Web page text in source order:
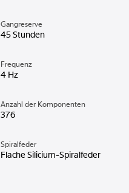
Gangreserve
45 Stunden
Frequenz
4 Hz
Anzahl der Komponenten
376
Spiralfeder
Flache Silicium-Spiralfeder